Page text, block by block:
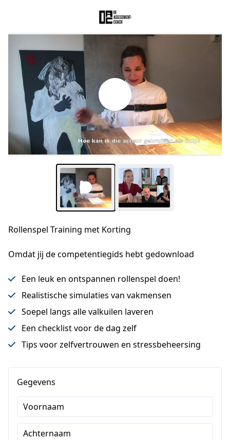
Rollenspel Training met Korting
Omdat jij de competentiegids hebt gedownload
Een leuk en ontspannen rollenspel doen!
Realistische simulaties van vakmensen
Soepel langs alle valkuilen laveren
Een checklist voor de dag zelf
Tips voor zelfvertrouwen en stressbeheersing
Gegevens
Voornaam
Achternaam